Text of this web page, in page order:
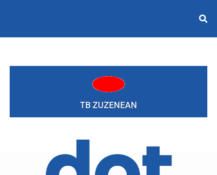
TB ZUZENEAN